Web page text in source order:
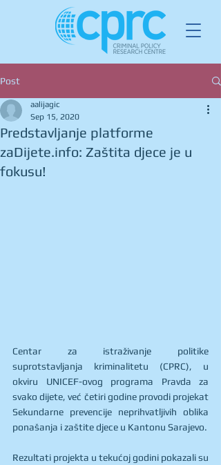
Post
Predstavljanje platforme
zaDijete.info: Zaštita djece je u
fokusu!
aalijagic
Sep 15, 2020
Centar za istraživanje politike
suprotstavljanja kriminalitetu (CPRC), u
okviru UNICEF-ovog programa Pravda za
svako dijete, već četiri godine provodi projekat
Sekundarne prevencije neprihvatljivih oblika
ponašanja i zaštite djece u Kantonu Sarajevo.
Rezultati projekta u tekućoj godini pokazali su